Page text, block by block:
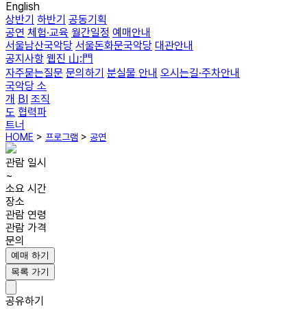
English
상반기 하반기 공동기획
공연 체험·교육 월간일정 예매안내
서울남산국악당 서울돈화문국악당 대관안내
공지사항 웹진 山:門
자주묻는질문 문의하기 분실물 안내 오시는길·주차안내
국악당 소
개 BI 조직
도 협력파
트너
HOME > 프로그램 > 공연
관람 일시
~
소요 시간
장소
관람 연령
관람 가격
문의
예매 하기
목록 가기
공유하기